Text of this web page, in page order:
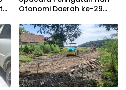
Otonomi Daerah ke-29
2025